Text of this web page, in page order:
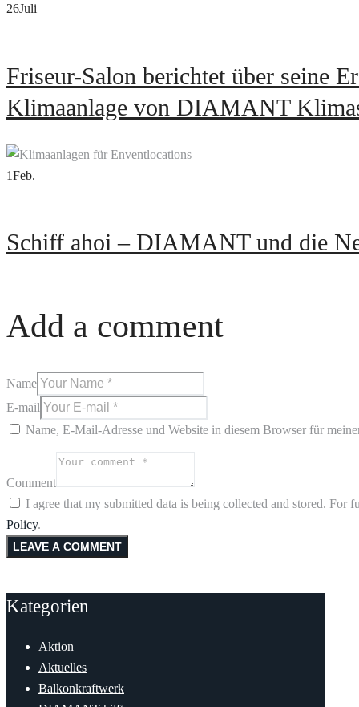
26Juli
Friseur-Salon berichtet über seine
Klimaanlage von DIAMANT
1Feb.
Schiff ahoi – DIAMANT und die
Add a comment
Name
E-mail
Name, E-Mail-Adresse und Website in diesem Browser für
Comment
I agree that my submitted data is being collected and stored. For
Policy.
Kategorien
Aktion
Aktuelles
Balkonkraftwerk